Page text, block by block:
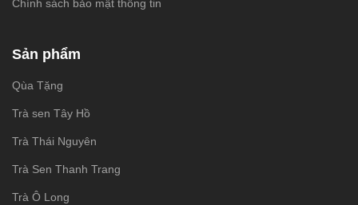
Chính sách bảo mật thông tin
Sản phẩm
Qùa Tặng
Trà sen Tây Hồ
Trà Thái Nguyên
Trà Sen Thanh Trang
Trà Ô Long